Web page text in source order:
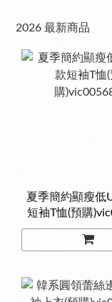
2026 最新商品
夏季簡約顯瘦低
短袖T恤(預購